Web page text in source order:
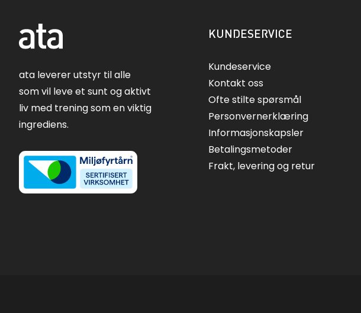
ata leverer utstyr til alle
som vil leve et sunt og aktivt
liv med trening som en viktig
ingrediens.
KUNDESERVICE
Kundeservice
Kontakt oss
Ofte stilte spørsmål
Personvernerklæring
Informasjonskapsler
Betalingsmetoder
Frakt, levering og retur